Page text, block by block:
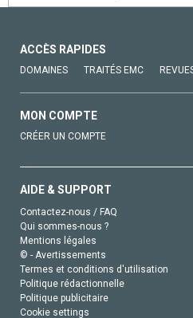
ACCÈS RAPIDES
DOMAINES TRAITÉS EMC
MON COMPTE
CRÉER UN COMPTE
AIDE & SUPPORT
Contactez-nous / FAQ
Qui sommes-nous ?
Mentions légales
© - Avertissements
Termes et conditions d'utilisation
Politique rédactionnelle
Politique publicitaire
Cookie settings